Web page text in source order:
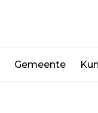
Gemeente